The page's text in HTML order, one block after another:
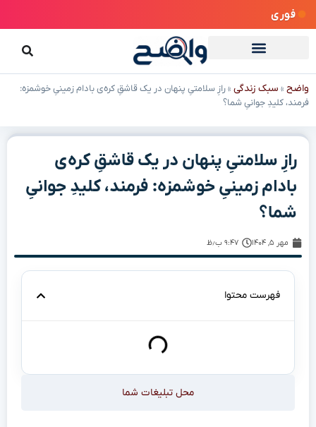
فوری
واضح » سبک زندگی »رازِ سلامتیِ پنهان در یک قاشقِ کره‌ی بادام زمینیِ خوشمزه:
فرمند، کلیدِ جوانیِ شما؟
رازِ سلامتیِ پنهان در یک قاشقِ کره‌ی
بادام زمینیِ خوشمزه: فرمند، کلیدِ جوانیِ
شما؟
مهر ۵, ۱۴۰۴ ۹:۴۷ ب٫ظ
فهرست محتوا
محل تبلیغات شما